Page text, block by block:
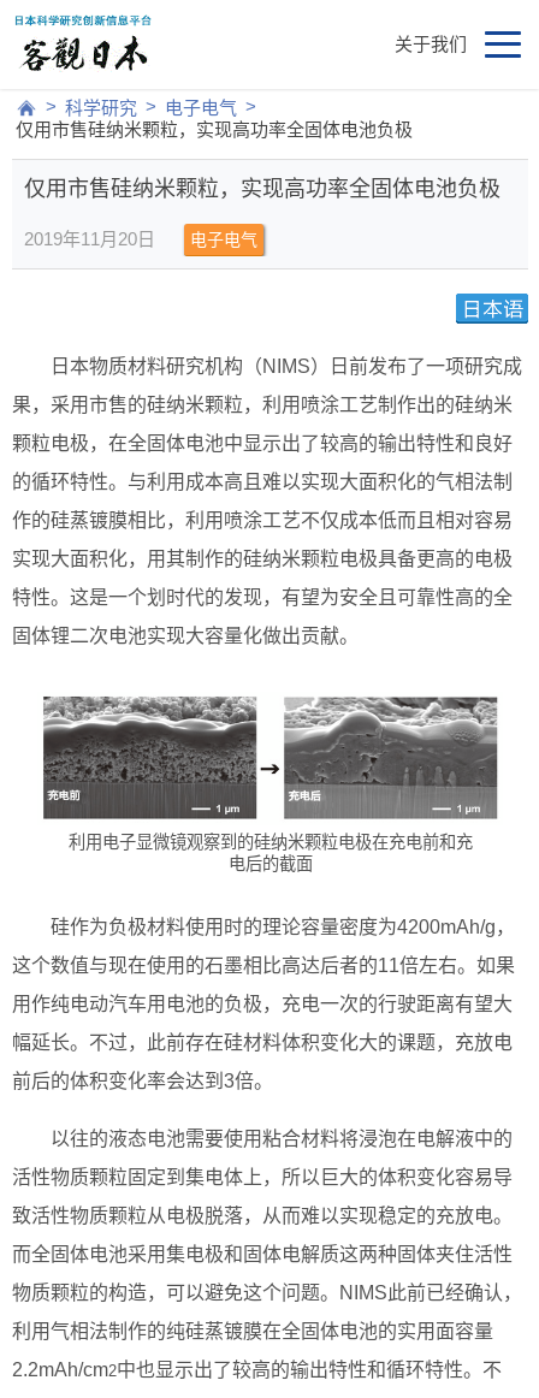
关于我们
> 科学研究 > 电子电气 >
仅用市售硅纳米颗粒，实现高功率全固体电池负极
仅用市售硅纳米颗粒，实现高功率全固体电池负极
2019年11月20日 电子电气
日本物质材料研究机构（NIMS）日前发布了一项研究成
果，采用市售的硅纳米颗粒，利用喷涂工艺制作出的硅纳米
颗粒电极，在全固体电池中显示出了较高的输出特性和良好
的循环特性。与利用成本高且难以实现大面积化的气相法制
作的硅蒸镀膜相比，利用喷涂工艺不仅成本低而且相对容易
实现大面积化，用其制作的硅纳米颗粒电极具备更高的电极
特性。这是一个划时代的发现，有望为安全且可靠性高的全
固体锂二次电池实现大容量化做出贡献。
利用电子显微镜观察到的硅纳米颗粒电极在充电前和充
电后的截面
硅作为负极材料使用时的理论容量密度为4200mAh/g，
这个数值与现在使用的石墨相比高达后者的11倍左右。如果
用作纯电动汽车用电池的负极，充电一次的行驶距离有望大
幅延长。不过，此前存在硅材料体积变化大的课题，充放电
前后的体积变化率会达到3倍。
以往的液态电池需要使用粘合材料将浸泡在电解液中的
活性物质颗粒固定到集电体上，所以巨大的体积变化容易导
致活性物质颗粒从电极脱落，从而难以实现稳定的充放电。
而全固体电池采用集电极和固体电解质这两种固体夹住活性
物质颗粒的构造，可以避免这个问题。NIMS此前已经确认，
利用气相法制作的纯硅蒸镀膜在全固体电池的实用面容量
2.2mAh/cm2中也显示出了较高的输出特性和循环特性。不